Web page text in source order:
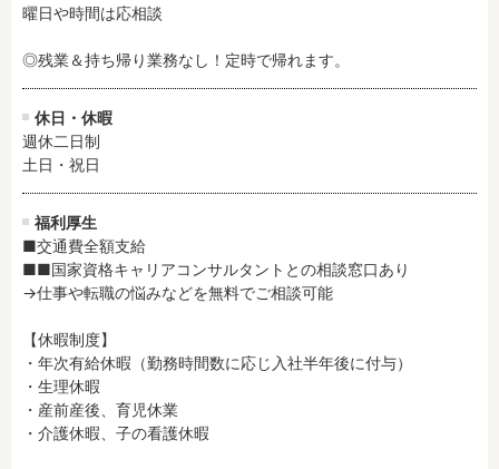
曜日や時間は応相談
◎残業＆持ち帰り業務なし！定時で帰れます。
休日・休暇
週休二日制
土日・祝日
福利厚生
■交通費全額支給
■■国家資格キャリアコンサルタントとの相談窓口あり
→仕事や転職の悩みなどを無料でご相談可能
【休暇制度】
・年次有給休暇（勤務時間数に応じ入社半年後に付与）
・生理休暇
・産前産後、育児休業
・介護休暇、子の看護休暇